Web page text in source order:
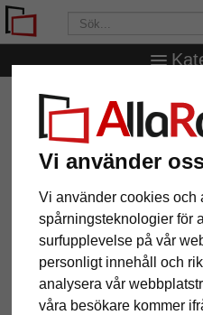
Vi använder
Vi använder cookies och
spårningsteknologier för
surfupplevelse på vår
personligt innehåll och
analysera vår
våra besökare kommer
AllaRamar.se
Träram i